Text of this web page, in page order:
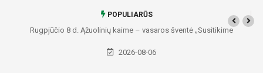
POPULIARŪS
Simnas kviečia į 3×3 krepšinio turnyrą: miesto 400 metų jubiliejų
pažymės sporto švente
2026-08-06